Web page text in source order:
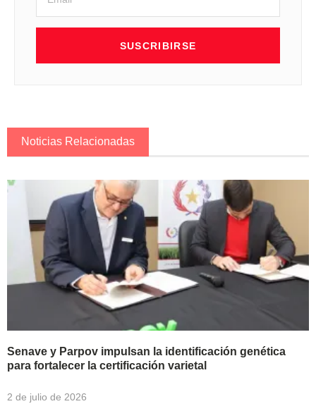
SUSCRIBIRSE
Noticias Relacionadas
Senave y Parpov impulsan la identificación genética
para fortalecer la certificación varietal
2 de julio de 2026